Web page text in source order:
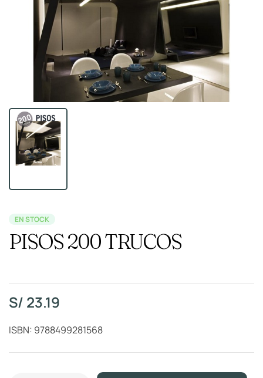
EN STOCK
PISOS 200 TRUCOS
S/ 23.19
ISBN: 9788499281568